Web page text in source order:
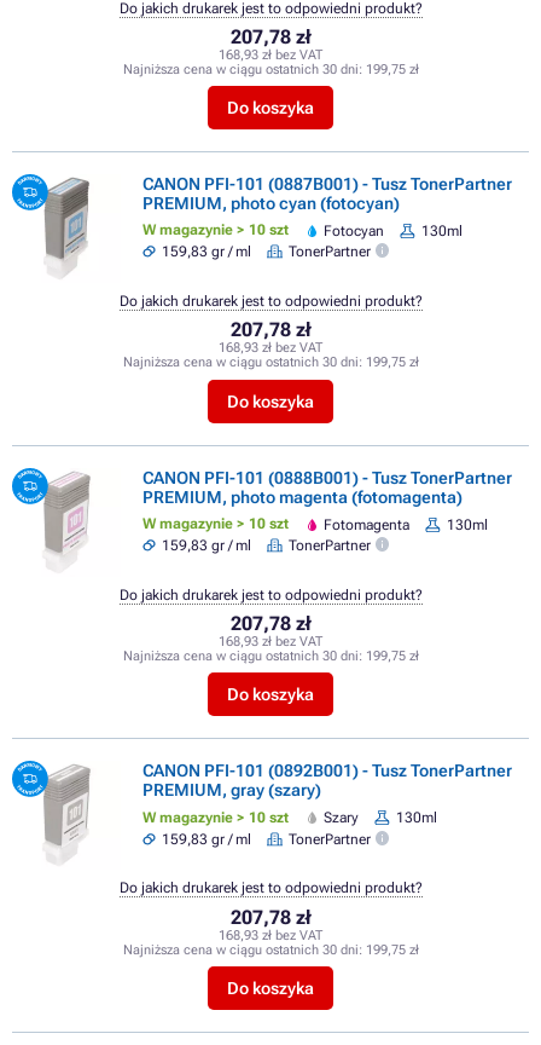
207,78 zł
168,93 zł bez VAT
Najniższa cena w ciągu ostatnich 30 dni: 199,75 zł
Do koszyka
Do jakich drukarek jest to odpowiedni produkt?
CANON PFI-101 (0887B001) - Tusz TonerPartner
PREMIUM, photo cyan (fotocyan)
W magazynie > 10 szt Fotocyan
130ml
159,83 gr / ml
TonerPartner
207,78 zł
168,93 zł bez VAT
Najniższa cena w ciągu ostatnich 30 dni: 199,75 zł
Do koszyka
Do jakich drukarek jest to odpowiedni produkt?
CANON PFI-101 (0888B001) - Tusz TonerPartner
PREMIUM, photo magenta (fotomagenta)
W magazynie > 10 szt Fotomagenta
130ml
159,83 gr / ml
TonerPartner
207,78 zł
168,93 zł bez VAT
Najniższa cena w ciągu ostatnich 30 dni: 199,75 zł
Do koszyka
Do jakich drukarek jest to odpowiedni produkt?
CANON PFI-101 (0892B001) - Tusz TonerPartner
PREMIUM, gray (szary)
W magazynie > 10 szt Szary
130ml
159,83 gr / ml
TonerPartner
207,78 zł
168,93 zł bez VAT
Najniższa cena w ciągu ostatnich 30 dni: 199,75 zł
Do koszyka
Do jakich drukarek jest to odpowiedni produkt?